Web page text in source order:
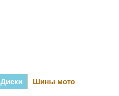
Диски Шины мото